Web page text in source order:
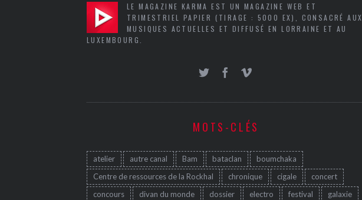
LE MAGAZINE KARMA EST UN MAGAZINE WEB ET
TRIMESTRIEL PAPIER (TIRAGE : 5000 EX), CONSACRÉ AUX
MUSIQUES ACTUELLES ET DIFFUSÉ EN LORRAINE ET AU
LUXEMBOURG.
MOTS-CLÉS
atelier autre canal Bam bataclan
boumchaka
Centre de ressources de la Rockhal
chronique cigale
concert
concours
divan du monde dossier electro festival galaxie